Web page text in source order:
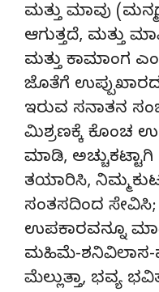
ಮತ್ತು ಮಾವು
ಆಗುತ್ತದೆ, ಮತ್ತು
ಮತ್ತು ಕಾಮಾಂಗ
ಜೊತೆಗೆ
ಇರುವ ಸನಾತನ
ಮಿಶ್ರಣಕ್ಕೆ ಕೊಂಚ
ಮಾಡಿ, ಅಚ್ಚುಕಟ್ಟಾಗಿ
ತಯಾರಿಸಿ, ನಿಮ್ಮ
ಸಂತಸದಿಂದ ಸೇವಿಸಿ;
ಉಪಕಾರವನ್ನೂ
ಮಹಿಮೆ-ಶನಿವಿಲಾಸ-
ಮೆಲ್ಲುತ್ತಾ, ಭವ್ಯ